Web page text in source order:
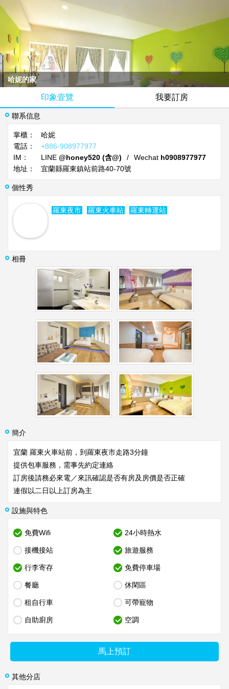
哈妮的家
印象壹覽 我要訂房
聯系信息
掌櫃：
哈妮
電話：
+886-908977977
IM：
LINE @honey520 (含@) / Wechat h0908977977
地址：
宜蘭縣羅東鎮站前路40-70號
個性秀
羅東夜市 羅東火車站 羅東轉運站
相冊
簡介
宜蘭 羅東火車站前，到羅東夜市走路3分鐘
提供包車服務，需事先約定連絡
訂房後請務必來電／來訊確認是否有房及房價是否正確
連假以二日以上訂房為主
設施與特色
免費Wifi 24小時熱水
接機接站 旅遊服務
行李寄存 免費停車場
餐廳 休閑區
租自行車 可帶寵物
自助廚房 空調
馬上預訂
其他分店